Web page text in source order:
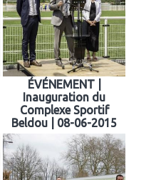
ÉVÉNEMENT |
Inauguration du
Complexe Sportif
Beldou | 08-06-2015